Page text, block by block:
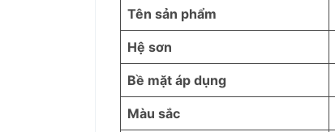
Tên sản phẩm
Hệ sơn
Bề mặt áp dụng
Màu sắc